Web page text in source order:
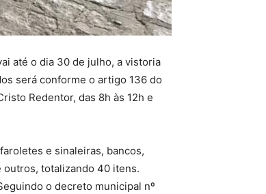
até o dia 30 de julho, a vistoria
será conforme o artigo 136 do
Redentor, das 8h às 12h e
e sinaleiras, bancos,
totalizando 40 itens.
o decreto municipal nº